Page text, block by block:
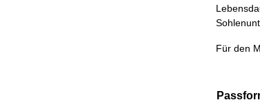
Für den